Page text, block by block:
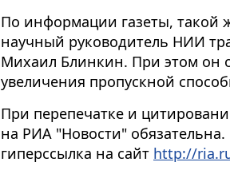
По информации газеты, такой
научный руководитель НИИ
Михаил Блинкин. При этом он
увеличения пропускной
При перепечатке и
на РИА "Новости"
гиперссылка на сайт http://